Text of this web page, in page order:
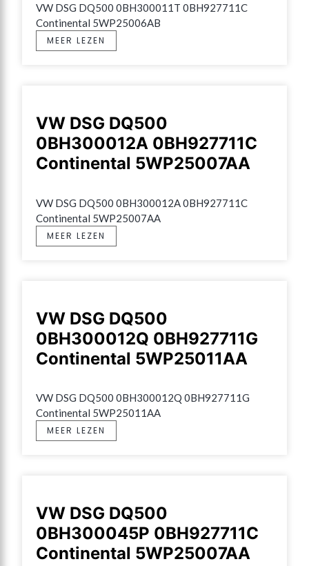
VW DSG DQ500 0BH300011T 0BH927711C
Continental 5WP25006AB
MEER LEZEN
VW DSG DQ500
0BH300012A 0BH927711C
Continental 5WP25007AA
VW DSG DQ500 0BH300012A 0BH927711C
Continental 5WP25007AA
MEER LEZEN
VW DSG DQ500
0BH300012Q 0BH927711G
Continental 5WP25011AA
VW DSG DQ500 0BH300012Q 0BH927711G
Continental 5WP25011AA
MEER LEZEN
VW DSG DQ500
0BH300045P 0BH927711C
Continental 5WP25007AA